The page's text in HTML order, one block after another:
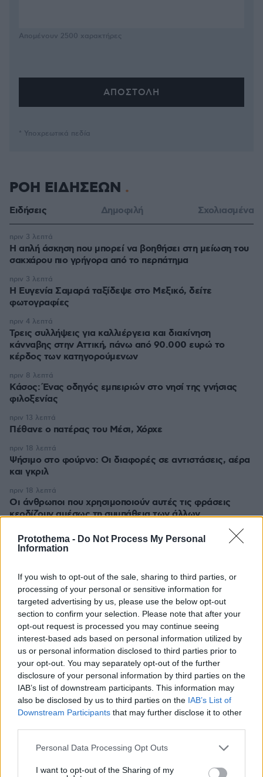
Protothema - Do Not Process My Personal
Information
If you wish to opt-out of the sale, sharing to third parties, or
processing of your personal or sensitive information for
targeted advertising by us, please use the below opt-out
section to confirm your selection. Please note that after your
opt-out request is processed you may continue seeing
interest-based ads based on personal information utilized by
us or personal information disclosed to third parties prior to
your opt-out. You may separately opt-out of the further
disclosure of your personal information by third parties on the
IAB’s list of downstream participants. This information may
also be disclosed by us to third parties on the IAB’s List of
Downstream Participants that may further disclose it to other
Please note that this website/app uses one or more Google
not limited to your visit or usage behaviour. You may click to
Personal Data Processing Opt Outs
I want to opt-out of the Sharing of my
Απομένουν 2500 χαρακτήρες
* Υποχρεωτικά πεδία
ΡΟΗ ΕΙΔΗΣΕΩΝ
Ειδήσεις Δημοφιλή Σχολιασμένα
Η απλή άσκηση που μπορεί να βοηθήσει στη μείωση του
σακχάρου πιο γρήγορα από το περπάτημα
πριν 3 λεπτά
Η Ευγενία Σαμαρά ταξίδεψε στο Μεξικό, δείτε
φωτογραφίες
πριν 3 λεπτά
Τρεις συλλήψεις για καλλιέργεια και διακίνηση
κάνναβης στην Αττική, πάνω από 90.000 ευρώ το
κέρδος των κατηγορούμενων
πριν 4 λεπτά
Κάσος: Ένας οδηγός εμπειριών στο νησί της γνήσιας
φιλοξενίας
πριν 8 λεπτά
Πέθανε ο πατέρας του Μέσι, Χόρχε
πριν 13 λεπτά
Ψήσιμο στο φούρνο: Οι διαφορές σε αντιστάσεις, αέρα
και γκριλ
πριν 18 λεπτά
Οι άνθρωποι που χρησιμοποιούν αυτές τις φράσεις
κερδίζουν αμέσως τη συμπάθεια των άλλων
πριν 18 λεπτά
Φωτιά σε χαμηλή βλάστηση στη Σίνδο, σηκώθηκε ένα
πριν 29 λεπτά
24 ώρες στη Λιουμπλιάνα
πριν 30 λεπτά
Ασημένιο για Γιώργο Χιώτη και Απόστολο Σταύρο
Αλεξίου στο Παγκόσμιο Πρωτάθλημα Κωπηλασίας
Εφήβων-Νεανίδων στη Βουλγαρία, δείτε βίντεο
πριν 33 λεπτά
ΔΕΙΤΕ ΟΛΕΣ ΤΙΣ ΕΙΔΗΣΕΙΣ
ΤΑ ΠΙΟ ΔΗΜΟΦΙΛΗ